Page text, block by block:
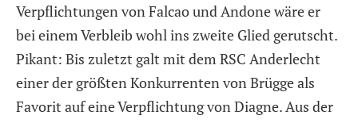
Verpflichtungen von Falcao und Andone wäre er
bei einem Verbleib wohl ins zweite Glied gerutscht.
Pikant: Bis zuletzt galt mit dem RSC Anderlecht
einer der größten Konkurrenten von Brügge als
Favorit auf eine Verpflichtung von Diagne. Aus der